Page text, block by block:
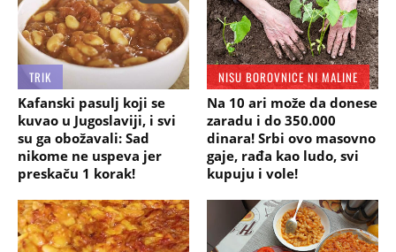
TRIK
Kafanski pasulj koji se
kuvao u Jugoslaviji, i svi
su ga obožavali: Sad
nikome ne uspeva jer
preskaču 1 korak!
NISU BOROVNICE NI MALINE
Na 10 ari može da donese
zaradu i do 350.000
dinara! Srbi ovo masovno
gaje, rađa kao ludo, svi
kupuju i vole!